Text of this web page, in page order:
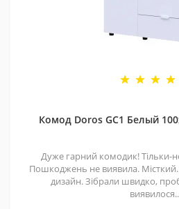
Комод Doros GС1 Белый
Дуже гарний комодик! Тільки-
Пошкоджень не виявила.
дизайн. Зібрали швидко,